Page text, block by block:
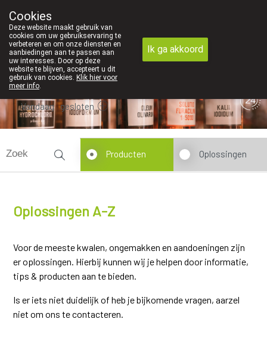
02/5135502
Vandaag gesloten
Oplossingen A-Z
Producten Oplossingen
Voor de meeste kwalen, ongemakken en aandoeningen zijn
er oplossingen. Hierbij kunnen wij je helpen door informatie,
tips & producten aan te bieden.
Is er iets niet duidelijk of heb je bijkomende vragen, aarzel
niet om ons te contacteren.
Cookies
Deze website maakt gebruik van
cookies om uw gebruikservaring te
verbeteren en om onze diensten en
aanbiedingen aan te passen aan
uw interesses. Door op deze
website te blijven, accepteert u dit
gebruik van cookies. Klik hier voor
meer info.
Ik ga akkoord